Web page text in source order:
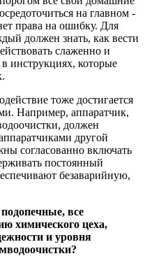
на главном -
права на ошибку. Для
должен знать, как вести
слаженно и
инструкциях, которые
тоже достигается
Например, аппаратчик,
должен
другой
согласованно включать
постоянный
безаварийную,
все
химического цеха,
и уровня